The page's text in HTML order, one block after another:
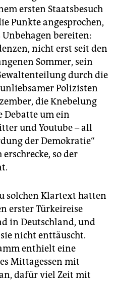
ersten Staatsbesuch
Punkte angesprochen,
bereiten:
nicht erst seit den
Sommer, sein
durch die
Polizisten
die Knebelung
Debatte um ein
und Youtube – all
der Demokratie“
so der
solchen Klartext hatten
erster Türkeireise
in Deutschland, und
nicht enttäuscht.
enthielt eine
Mittagessen mit
dafür viel Zeit mit